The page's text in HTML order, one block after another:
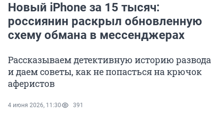
Новый iPhone за 15 тысяч:
россиянин раскрыл обновленную
схему обмана в мессенджерах
Рассказываем детективную историю развода
и даем советы, как не попасться на крючок
аферистов
4 июня 2026, 11:30 391